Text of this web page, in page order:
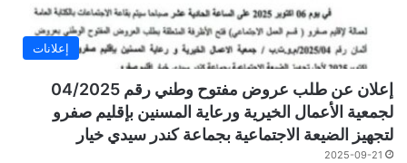
إعلانات
إعلان عن طلب عروض مفتوح وطني رقم 04/2025
لجمعية الأعمال الخيرية ورعاية المسنين بإقليم صفرو
لتجهيز الضيعة الاجتماعية بجماعة كندر سيدي خيار
2025-09-21